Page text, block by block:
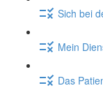
Sich bei
Mein
Das